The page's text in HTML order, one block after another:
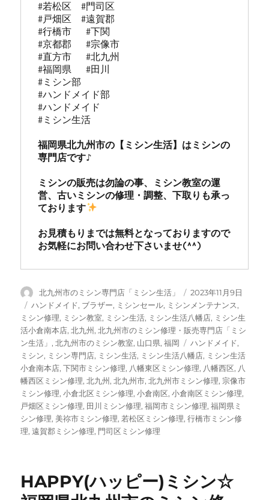
に
#若松区  #門司区
#戸畑区  #遠賀郡
#行橋市   #下関
#京都郡   #宗像市
#直方市   #北九州
#福岡県   #田川
#ミシン部
#ハンドメイド部
#ハンドメイド
#ミシン生活
福岡県北九州市の【ミシン生活】はミシンの
専門店です♪
ミシンの販売は勿論の事、ミシン教室の運
営、古いミシンの修理・調整、下取りも承っ
ております
お見積もりまでは無料となっておりますので
お気軽にお問い合わせ下さいませ(^^)
投
稿
者
北九州市のミシン専門店「ミシン生活」
投
稿
日:
2023年11月9日
カ
テ
ゴ
リ
ー
ハンドメイド, ブラザー, ミシンセール, ミシンメンテナンス,
ミシン修理, ミシン教室, ミシン生活, ミシン生活八幡店, ミシン生
活小倉南本店,北九州 ,北九州市のミシン修理・販売専門店「ミシ
ン生活」 ,北九州市のミシン教室, 山口県,福岡
タ
グ
ハンドメイド,
ミシン, ミシン専門店, ミシン生活, ミシン生活八幡店, ミシン生活
小倉南本店,下関市ミシン修理, 八幡東区ミシン修理, 八幡西区, 八
幡西区ミシン修理,北九州 ,北九州市,北九州市ミシン修理, 宗像市
ミシン修理,小倉北区ミシン修理,小倉南区,小倉南区ミシン修理,
戸畑区ミシン修理, 田川ミシン修理,福岡市ミシン修理,福岡県ミ
シン修理, 美祢市ミシン修理, 若松区ミシン修理,行橋市ミシン修
理,遠賀郡ミシン修理, 門司区ミシン修理
HAPPY(ハッピー)ミシン☆